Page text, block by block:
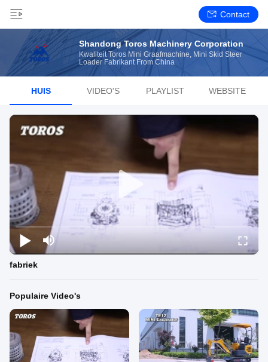
Contact
Shandong Toros Machinery Corporation
Kwaliteit Toros Mini Graafmachine, Mini Skid Steer
Loader Fabrikant From China
HUIS VIDEO'S PLAYLIST WEBSITE
fabriek
Populaire Video's